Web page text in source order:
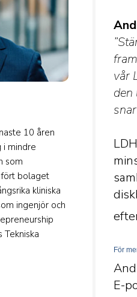
10 åren
i mindre
som
bolaget
kliniska
ingenjör och
Tekniska
vår
den
För
E-